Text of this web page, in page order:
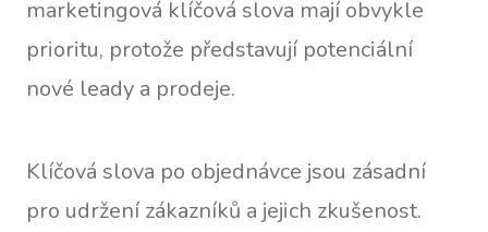
marketingová klíčová slova mají obvykle
prioritu, protože představují potenciální
nové leady a prodeje.
Klíčová slova po objednávce jsou zásadní
pro udržení zákazníků a jejich zkušenost.